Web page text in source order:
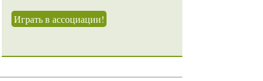
Играть в ассоциации!